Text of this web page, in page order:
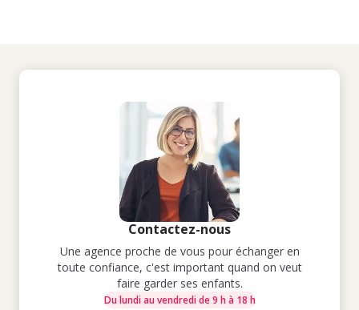
Contactez-nous
Une agence proche de vous pour échanger en
toute confiance, c'est important quand on veut
faire garder ses enfants.
Du lundi au vendredi de 9 h à 18 h